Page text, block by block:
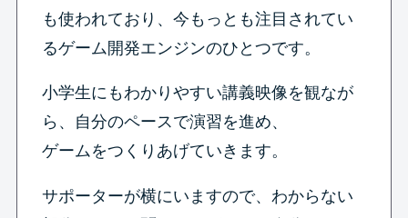
も使われており、今もっとも注目されてい
るゲーム開発エンジンのひとつです。
小学生にもわかりやすい講義映像を観なが
ら、自分のペースで演習を進め、
ゲームをつくりあげていきます。
サポーターが横にいますので、わからない